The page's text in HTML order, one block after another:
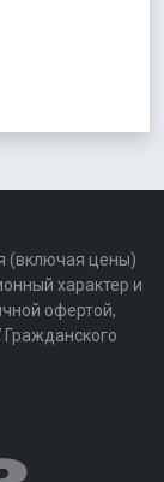
(включая цены)
характер и
офертой,